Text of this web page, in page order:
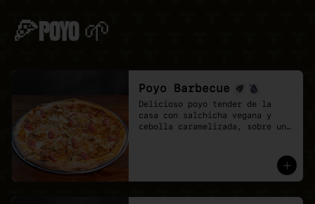
🍕POYO 🌱
Poyo Barbecue
Delicioso poyo tender de la
casa con salchicha vegana y
cebolla caramelizada, sobre una